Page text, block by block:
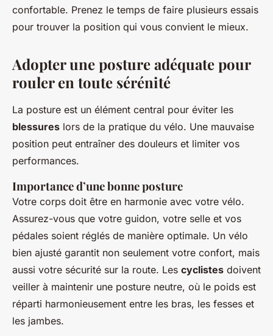
confortable. Prenez le temps de faire plusieurs essais
pour trouver la position qui vous convient le mieux.
Adopter une posture adéquate pour
rouler en toute sérénité
La posture est un élément central pour éviter les
blessures lors de la pratique du vélo. Une mauvaise
position peut entraîner des douleurs et limiter vos
performances.
Importance d’une bonne posture
Votre corps doit être en harmonie avec votre vélo.
Assurez-vous que votre guidon, votre selle et vos
pédales soient réglés de manière optimale. Un vélo
bien ajusté garantit non seulement votre confort, mais
aussi votre sécurité sur la route. Les cyclistes doivent
veiller à maintenir une posture neutre, où le poids est
réparti harmonieusement entre les bras, les fesses et
les jambes.